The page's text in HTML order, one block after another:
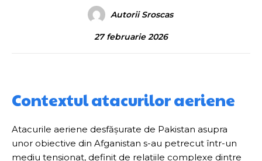
Autorii Sroscas
27 februarie 2026
Contextul atacurilor aeriene
Atacurile aeriene desfășurate de Pakistan asupra
unor obiective din Afganistan s-au petrecut într-un
mediu tensionat, definit de relațiile complexe dintre